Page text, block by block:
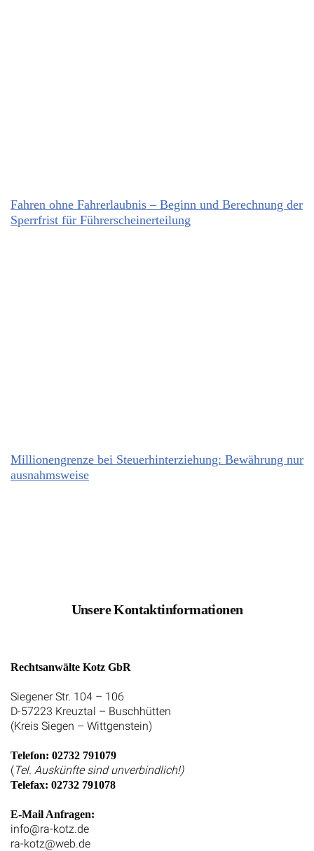
Fahren ohne Fahrerlaubnis – Beginn und Berechnung der
Sperrfrist für Führerscheinerteilung
Millionengrenze bei Steuerhinterziehung: Bewährung nur
ausnahmsweise
Unsere Kontaktinformationen
Rechtsanwälte Kotz GbR
Siegener Str. 104 – 106
D-57223 Kreuztal – Buschhütten
(Kreis Siegen – Wittgenstein)
Telefon: 02732 791079
(Tel. Auskünfte sind unverbindlich!)
Telefax: 02732 791078
E-Mail Anfragen:
info@ra-kotz.de
ra-kotz@web.de